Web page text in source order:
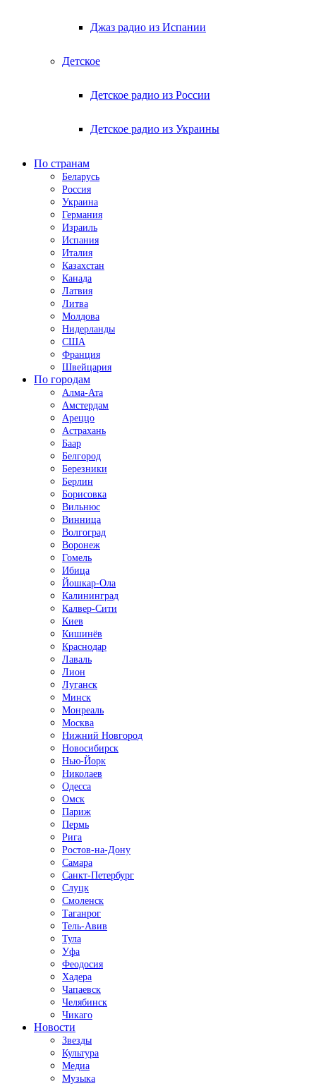
Джаз радио из Испании
Детское
Детское радио из России
Детское радио из Украины
По странам
Беларусь
Россия
Украина
Германия
Израиль
Испания
Италия
Казахстан
Канада
Латвия
Литва
Молдова
Нидерланды
США
Франция
Швейцария
По городам
Алма-Ата
Амстердам
Ареццо
Астрахань
Баар
Белгород
Березники
Берлин
Борисовка
Вильнюс
Винница
Волгоград
Воронеж
Гомель
Ибица
Йошкар-Ола
Калининград
Калвер-Сити
Киев
Кишинёв
Краснодар
Лаваль
Лион
Луганск
Минск
Монреаль
Москва
Нижний Новгород
Новосибирск
Нью-Йорк
Николаев
Одесса
Омск
Париж
Пермь
Рига
Ростов-на-Дону
Самара
Санкт-Петербург
Слуцк
Смоленск
Таганрог
Тель-Авив
Тула
Уфа
Феодосия
Хадера
Чапаевск
Челябинск
Чикаго
Новости
Звезды
Культура
Медиа
Музыка